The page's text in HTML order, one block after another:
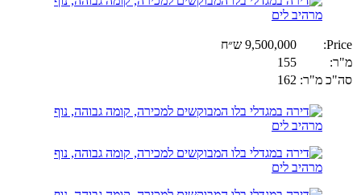
Price:
9,500,000 ש״ח
מ"ר:
155
סה"כ מ"ר: 162